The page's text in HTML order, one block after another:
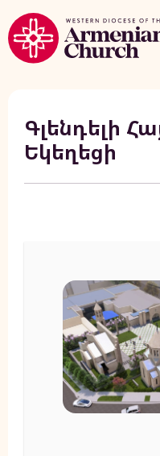
Գլենդելի
Եկեղեցի